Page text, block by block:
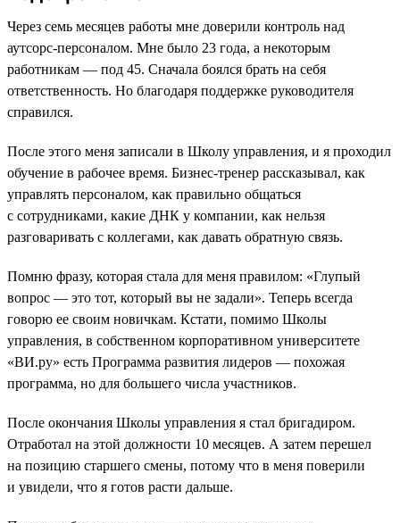
Через семь месяцев работы мне доверили контроль над
аутсорс-персоналом. Мне было 23 года, а некоторым
работникам — под 45. Сначала боялся брать на себя
ответственность. Но благодаря поддержке руководителя
справился.
После этого меня записали в Школу управления, и я проходил
обучение в рабочее время. Бизнес-тренер рассказывал, как
управлять персоналом, как правильно общаться
с сотрудниками, какие ДНК у компании, как нельзя
разговаривать с коллегами, как давать обратную связь.
Помню фразу, которая стала для меня правилом: «Глупый
вопрос — это тот, который вы не задали». Теперь всегда
говорю ее своим новичкам. Кстати, помимо Школы
управления, в собственном корпоративном университете
«ВИ.ру» есть Программа развития лидеров — похожая
программа, но для большего числа участников.
После окончания Школы управления я стал бригадиром.
Отработал на этой должности 10 месяцев. А затем перешел
на позицию старшего смены, потому что в меня поверили
и увидели, что я готов расти дальше.